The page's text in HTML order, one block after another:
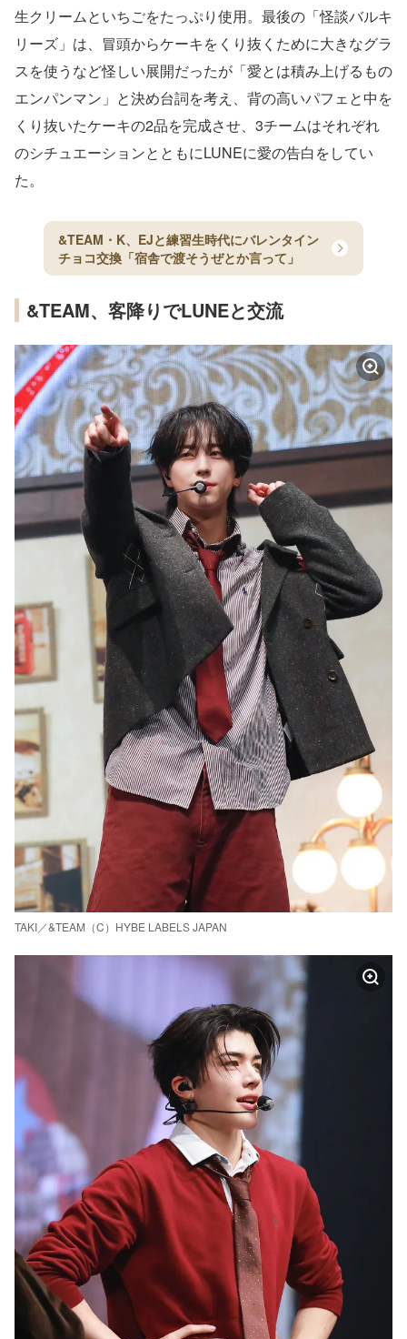
生クリームといちごをたっぷり使用。最後の「怪談バルキ
リーズ」は、冒頭からケーキをくり抜くために大きなグラ
スを使うなど怪しい展開だったが「愛とは積み上げるもの
エンパンマン」と決め台詞を考え、背の高いパフェと中を
くり抜いたケーキの2品を完成させ、3チームはそれぞれ
のシチュエーションとともにLUNEに愛の告白をしてい
た。
&TEAM・K、EJと練習生時代にバレンタイン
チョコ交換「宿舎で渡そうぜとか言って」
&TEAM、客降りでLUNEと交流
TAKI／&TEAM（C）HYBE LABELS JAPAN